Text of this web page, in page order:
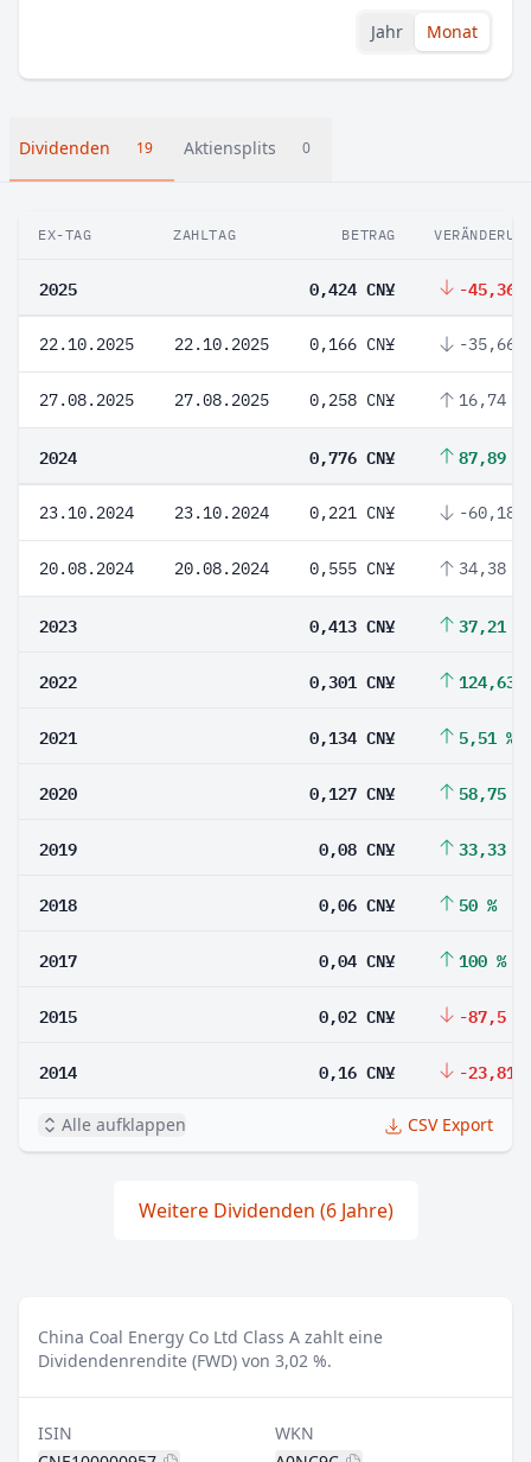
Jahr Monat
Dividenden 19 Aktiensplits 0
EX-TAG ZAHLTAG BETRAG
2025 0,424 CN¥ -45,36
22.10.2025 22.10.2025 0,166 CN¥ -35,66
27.08.2025 27.08.2025 0,258 CN¥ 16,74 %
2024 0,776 CN¥ 87,89 %
23.10.2024 23.10.2024 0,221 CN¥ -60,18
20.08.2024 20.08.2024 0,555 CN¥ 34,38 %
2023 0,413 CN¥ 37,21 %
2022 0,301 CN¥ 124,63
2021 0,134 CN¥ 5,51 %
2020 0,127 CN¥ 58,75 %
2019 0,08 CN¥ 33,33 %
2018 0,06 CN¥ 50 %
2017 0,04 CN¥ 100 %
2015 0,02 CN¥ -87,5 %
2014 0,16 CN¥ -23,81
Alle aufklappen CSV Export
Weitere Dividenden (6 Jahre)
China Coal Energy Co Ltd Class A zahlt eine
Dividendenrendite (FWD) von 3,02 %.
ISIN
WKN